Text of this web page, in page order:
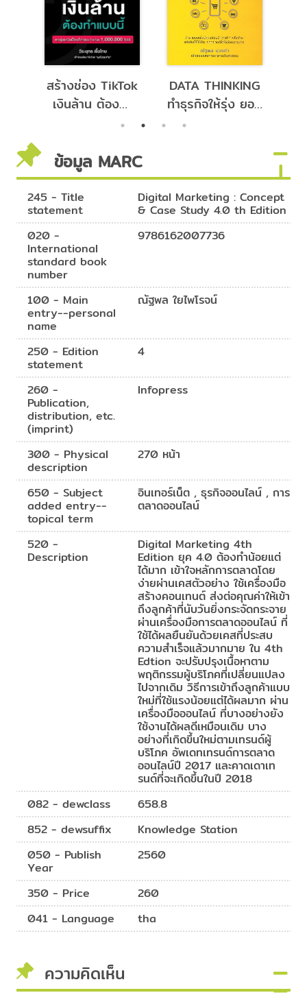
สร้างช่อง TikTok
เงินล้าน ต้องทำ
DATA THINKING
ทำธุรกิจให้รุ่ง ยอด
ขายพุ่งด้วยดาต้า
ข้อมูล MARC
245 - Title
statement
Digital Marketing : Concept
& Case Study 4.0 th Edition
020 -
International
standard book
number
9786162007736
100 - Main
entry--personal
name
ณัฐพล ใยไพโรจน์
250 - Edition
statement
4
260 -
Publication,
distribution, etc.
(imprint)
Infopress
300 - Physical
description
270 หน้า
650 - Subject
added entry--
topical term
อินเทอร์เน็ต , ธุรกิจออนไลน์ , การ
ตลาดออนไลน์
520 -
Description
Digital Marketing 4th
Edition ยุค 4.0 ต้องทำน้อยแต่
ได้มาก เข้าใจหลักการตลาดโดย
ง่ายผ่านเคสตัวอย่าง ใช้เครื่องมือ
สร้างคอนเทนต์ ส่งต่อคุณค่าให้เข้า
ถึงลูกค้าที่นับวันยิ่งกระจัดกระจาย
ผ่านเครื่องมือการตลาดออนไลน์ ที่
ใช้ได้ผลยืนยันด้วยเคสที่ประสบ
ความสำเร็จแล้วมากมาย ใน 4th
Edtion จะปรับปรุงเนื้อหาตาม
พฤติกรรมผู้บริโภคที่เปลี่ยนแปลง
ไปจากเดิม วิธีการเข้าถึงลูกค้าแบบ
ใหม่ที่ใช้แรงน้อยแต่ได้ผลมาก ผ่าน
เครื่องมือออนไลน์ ที่บางอย่างยัง
ใช้งานได้ผลดีเหมือนเดิม บาง
อย่างที่เกิดขึ้นใหม่ตามเทรนด์ผู้
บริโภค อัพเดทเทรนด์การตลาด
ออนไลน์ปี 2017 และคาดเดาเท
รนด์ที่จะเกิดขึ้นในปี 2018
082 - dewclass
658.8
852 - dewsuffix
Knowledge Station
050 - Publish
Year
2560
350 - Price
260
041 - Language
tha
ความคิดเห็น